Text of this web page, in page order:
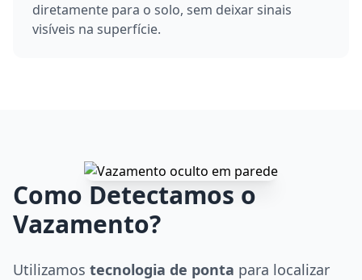
diretamente para o solo, sem deixar sinais
visíveis na superfície.
Como Detectamos o
Vazamento?
Utilizamos tecnologia de ponta para localizar